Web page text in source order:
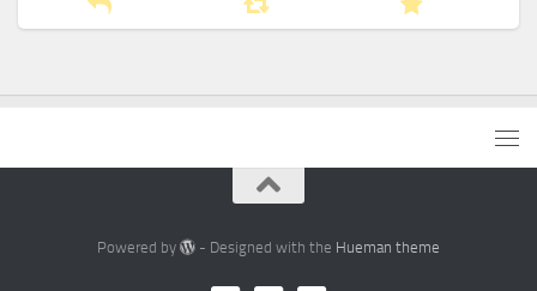
Powered by - Designed with the Hueman theme